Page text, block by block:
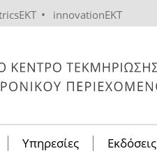
• innovationEKT
Υπηρεσίες Εκδόσεις